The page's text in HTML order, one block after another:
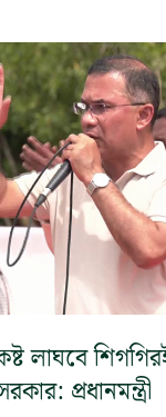
লাঘবে
প্রধানমন্ত্রী